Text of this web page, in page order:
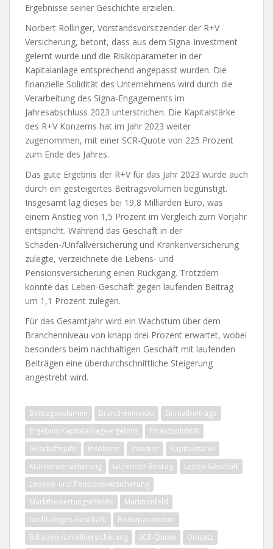
Ergebnisse seiner Geschichte erzielen.
Norbert Rollinger, Vorstandsvorsitzender der R+V
Versicherung, betont, dass aus dem Signa-Investment
gelernt wurde und die Risikoparameter in der
Kapitalanlage entsprechend angepasst wurden. Die
finanzielle Solidität des Unternehmens wird durch die
Verarbeitung des Signa-Engagements im
Jahresabschluss 2023 unterstrichen. Die Kapitalstärke
des R+V Konzerns hat im Jahr 2023 weiter
zugenommen, mit einer SCR-Quote von 225 Prozent
zum Ende des Jahres.
Das gute Ergebnis der R+V für das Jahr 2023 wurde auch
durch ein gesteigertes Beitragsvolumen begünstigt.
Insgesamt lag dieses bei 19,8 Milliarden Euro, was
einem Anstieg von 1,5 Prozent im Vergleich zum Vorjahr
entspricht. Während das Geschäft in der
Schaden-/Unfallversicherung und Krankenversicherung
zulegte, verzeichnete die Lebens- und
Pensionsversicherung einen Rückgang. Trotzdem
konnte das Leben-Geschäft gegen laufenden Beitrag
um 1,1 Prozent zulegen.
Für das Gesamtjahr wird ein Wachstum über dem
Branchenniveau von knapp drei Prozent erwartet, wobei
besonders beim nachhaltigen Geschäft mit laufenden
Beiträgen eine überdurchschnittliche Steigerung
angestrebt wird.
Beitragsvolumen Branchenniveau
Einmalbeiträge
Ergebnis Kapitalanlageergebnis
Finanzsolidität
Geschäftsjahr
Insolvenz Investor
Kapitalstärke
Krankenversicherung
laufender Beitrag
Leben-Geschäft
Lebens- und Pensionsversicherung
Marktbewertungseffekte
Marktumfeld
nachhaltiges Geschäft.
Risikoparameter
Schaden-/Unfallversicherung
SCR-Quote
Umsatz